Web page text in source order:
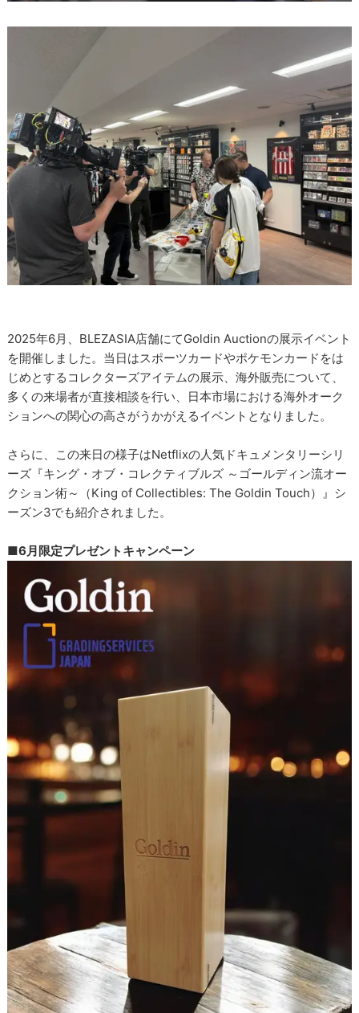
2025年6月、BLEZASIA店舗にてGoldin Auctionの展示イベント
を開催しました。当日はスポーツカードやポケモンカードをは
じめとするコレクターズアイテムの展示、海外販売について、
多くの来場者が直接相談を行い、日本市場における海外オーク
ションへの関心の高さがうかがえるイベントとなりました。
さらに、この来日の様子はNetflixの人気ドキュメンタリーシリ
ーズ『キング・オブ・コレクティブルズ ～ゴールディン流オー
クション術～（King of Collectibles: The Goldin Touch）』シ
ーズン3でも紹介されました。
■6月限定プレゼントキャンペーン